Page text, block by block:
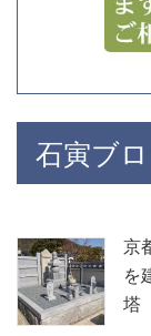
石寅ブ
京
を
塔